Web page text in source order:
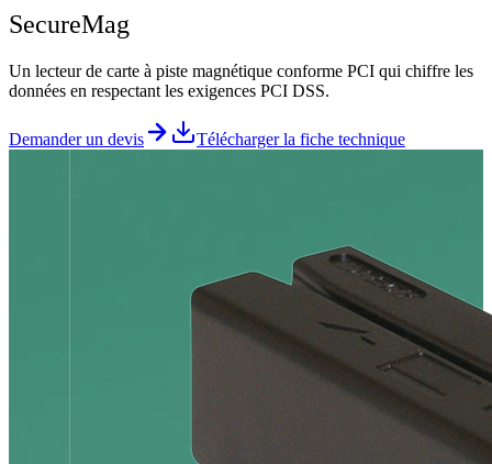
SecureMag
Un lecteur de carte à piste magnétique conforme PCI qui chiffre les
données en respectant les exigences PCI DSS.
Demander un devis Télécharger la fiche technique